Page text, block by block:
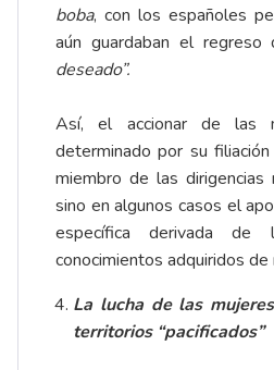
boba, con los españoles
aún guardaban el regreso
deseado”.
Así, el accionar de las
determinado por su
miembro de las
sino en algunos casos el
específica derivada de
conocimientos adquiridos de
La lucha de las
territorios “pacificados”